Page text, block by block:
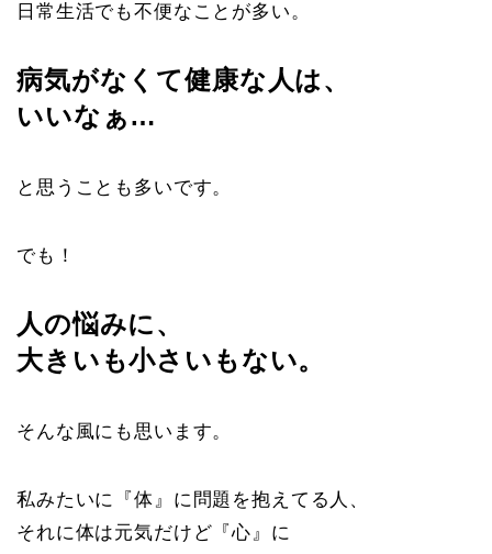
日常生活でも不便なことが多い。
病気がなくて健康な人は、
いいなぁ…
と思うことも多いです。
でも！
人の悩みに、
大きいも小さいもない。
そんな風にも思います。
私みたいに『体』に問題を抱えてる人、
それに体は元気だけど『心』に